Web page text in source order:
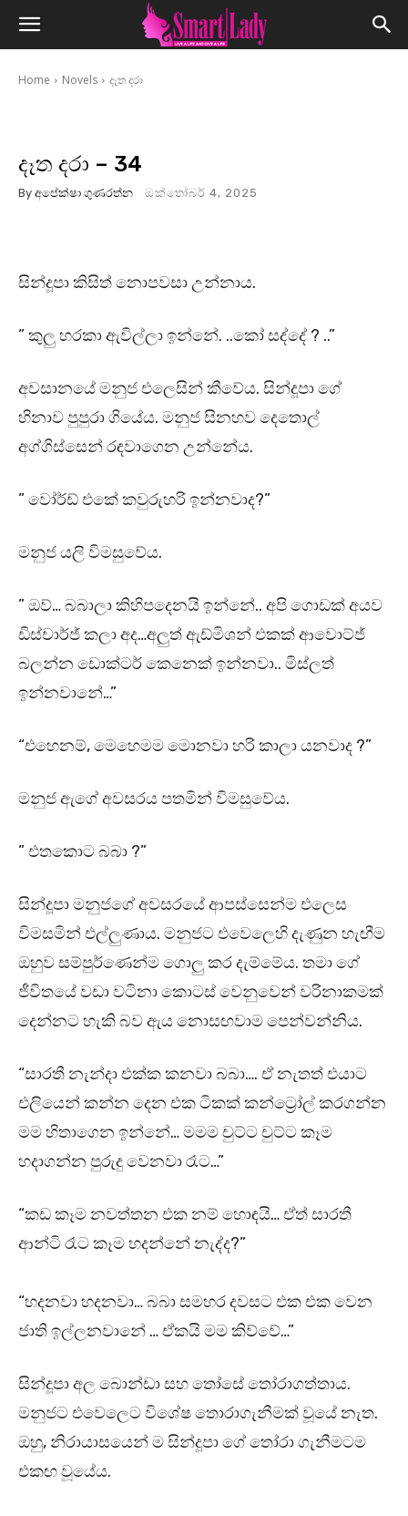
Home Novels දෑත දරා
දෑත දරා – 34
By අපේක්ෂා ගුණරත්න ඔක්තෝබර් 4, 2025
සින්දූපා කිසිත් නොපවසා උන්නාය.
” කුලු හරකා ඇවිල්ලා ඉන්නේ. ..කෝ සද්දේ ? ..”
අවසානයේ මනුජ එලෙසින් කීවේය. සින්දූපා ගේ
හිනාව පුපුරා ගියේය. මනුජ සිනහව දෙතොල්
අග්ගිස්සෙන් රඳවාගෙන උන්නේය.
” වෝර්ඩ් එකේ කවුරුහරි ඉන්නවාද?”
මනුජ යලි විමසුවේය.
” ඔව්… බබාලා කිහිපදෙනයි ඉන්නේ.. අපි ගොඩක් අයව
ඩිස්චාර්ජ් කලා අද…අලුත් ඇඩ්මිශන් එකක් ආවොට්ජ්
බලන්න ඩොක්ටර් කෙනෙක් ඉන්නවා.. මිස්ලත්
ඉන්නවානේ…”
“එහෙනම්, මෙහෙමම මොනවා හරි කාලා යනවාද ?”
මනුජ ඇගේ අවසරය පතමින් විමසුවේය.
” එතකොට බබා ?”
සින්දූපා මනුජගේ අවසරයේ ආපස්සෙන්ම එලෙස
විමසමින් එල්ලුණාය. මනුජට එවෙලෙහි දැණුන හැඟීම
ඔහුව සම්පුර්ණෙන්ම ගොලු කර දැම්මේය. තමා ගේ
ජීවිතයේ වඩා වටිනා කොටස් වෙනුවෙන් වරිනාකමක්
දෙන්නට හැකි බව ඇය නොසඟවාම පෙන්වන්නිය.
“සාරතී නැන්දා එක්ක කනවා බබා…. ඒ නැතත් එයාට
එලියෙන් කන්න දෙන එක ටිකක් කන්ට්‍රෝල් කරගන්න
මම හිතාගෙන ඉන්නේ… මමම චුට්ට චුට්ට කෑම
හදාගන්න පුරුදු වෙනවා රෑට…”
“කඩ කෑම නවත්තන එක නම් හොඳයි… ඒත් සාරතී
ආන්ටි රෑට කෑම හදන්නේ නැද්ද?”
“හදනවා හදනවා… බබා සමහර දවසට එක එක වෙන
ජාති ඉල්ලනවානේ … ඒකයි මම කිව්වේ…”
සින්දූපා අල බොන්ඩා සහ තෝසේ තෝරාගත්තාය.
මනුජට එවෙලෙට විශේෂ තොරාගැනීමක් වූයේ නැත.
ඔහු, නිරායාසයෙන් ම සින්දූපා ගේ තෝරා ගැනීමටම
එකඟ වූයේය.